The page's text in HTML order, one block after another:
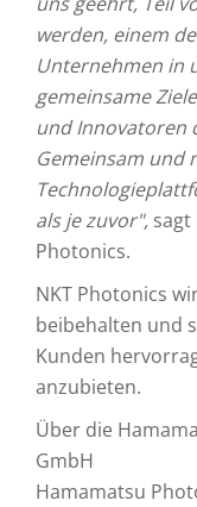
werden, einem
Unternehmen in
gemeinsame
und Innovatoren
Gemeinsam und
als je zuvor", sagt
Photonics.
NKT Photonics
beibehalten und
Kunden
anzubieten.
Über die
GmbH
Hamamatsu